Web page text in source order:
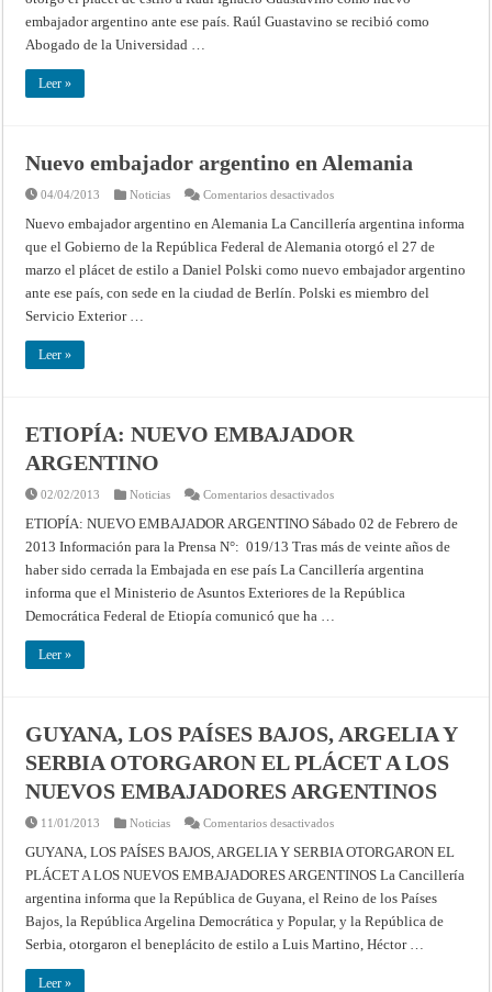
embajador argentino ante ese país. Raúl Guastavino se recibió como
Abogado de la Universidad …
Leer »
Nuevo embajador argentino en Alemania
04/04/2013 Noticias Comentarios desactivadosen
embajador
argentino
en
Alemania
Nuevo embajador argentino en Alemania La Cancillería argentina informa
que el Gobierno de la República Federal de Alemania otorgó el 27 de
marzo el plácet de estilo a Daniel Polski como nuevo embajador argentino
ante ese país, con sede en la ciudad de Berlín. Polski es miembro del
Servicio Exterior …
Leer »
ETIOPÍA: NUEVO EMBAJADOR
ARGENTINO
02/02/2013 Noticias Comentarios desactivadosen
NUEVO
EMBAJADOR
ARGENTINO
ETIOPÍA: NUEVO EMBAJADOR ARGENTINO Sábado 02 de Febrero de
2013 Información para la Prensa N°: 019/13 Tras más de veinte años de
haber sido cerrada la Embajada en ese país La Cancillería argentina
informa que el Ministerio de Asuntos Exteriores de la República
Democrática Federal de Etiopía comunicó que ha …
Leer »
GUYANA, LOS PAÍSES BAJOS, ARGELIA Y
SERBIA OTORGARON EL PLÁCET A LOS
NUEVOS EMBAJADORES ARGENTINOS
11/01/2013 Noticias Comentarios desactivadosen
LOS
PAÍSES
BAJOS,
Y
SERBIA
OTORGARON
EL
PLÁCET
GUYANA, LOS PAÍSES BAJOS, ARGELIA Y SERBIA OTORGARON EL
PLÁCET A LOS NUEVOS EMBAJADORES ARGENTINOS La Cancillería
argentina informa que la República de Guyana, el Reino de los Países
Bajos, la República Argelina Democrática y Popular, y la República de
Serbia, otorgaron el beneplácito de estilo a Luis Martino, Héctor …
Leer »